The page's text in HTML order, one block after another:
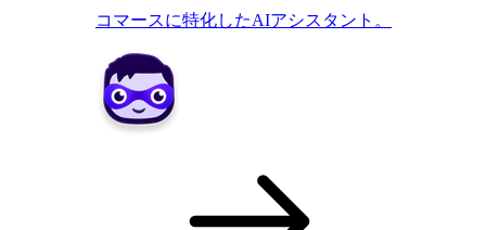
コマースに特化したAIアシスタント。